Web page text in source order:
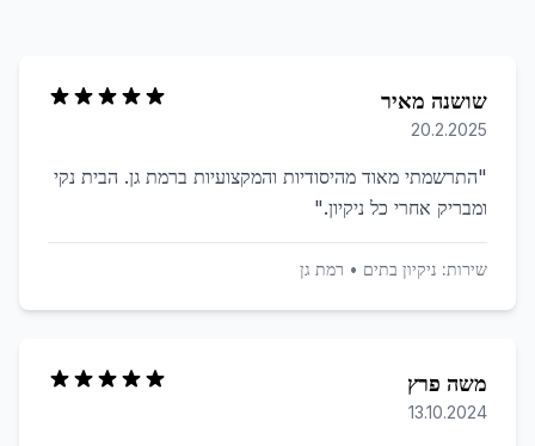
שושנה מאיר
20.2.2025
"התרשמתי מאוד מהיסודיות והמקצועיות ברמת גן. הבית נקי
ומבריק אחרי כל ניקיון."
שירות: ניקיון בתים • רמת גן
משה פרץ
13.10.2024